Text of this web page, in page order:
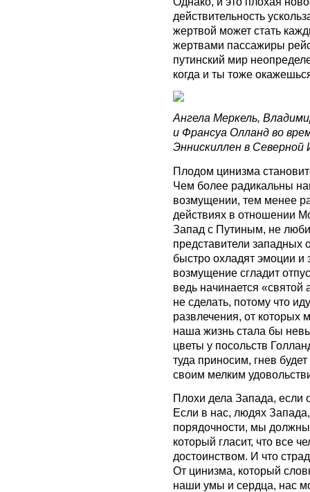
действительность
жертвой может стать
жертвами пассажиры
путинский мир
когда и ты тоже
Ангела Меркель,
и Франсуа Олланд во
Эннискиллен в
Плодом цинизма
Чем более радикальны
возмущении, тем менее
действиях в отношении
Запад с Путиным, не
представители западных
быстро охладят эмоции и
возмущение сгладит
ведь начинается
не сделать, потому что
развлечения, от которых
наша жизнь стала бы
цветы у посольств
туда приносим, гнев
своим мелким
Плохи дела Запада, если
Если в нас, людях
порядочности, мы
который гласит, что все
достоинством. И что
От цинизма, который
наши умы и сердца, нас